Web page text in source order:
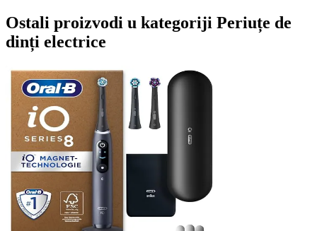
Ostali proizvodi u kategoriji Periuțe de
dinți electrice